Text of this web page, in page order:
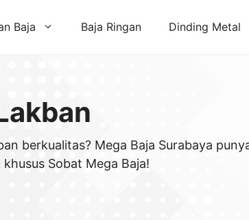
Baja Baja Ringan Dinding Metal
berkualitas? Mega Baja Surabaya
Sobat Mega Baja!